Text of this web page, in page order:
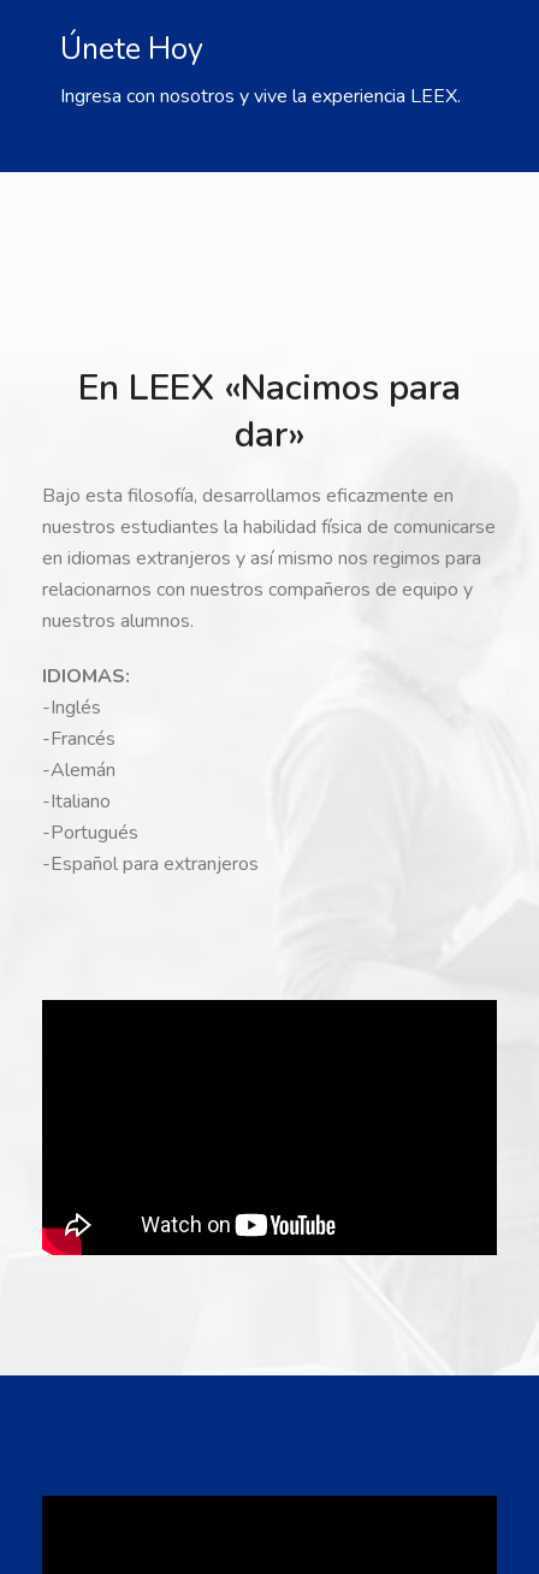
Únete Hoy
Ingresa con nosotros y vive la experiencia LEEX.
En LEEX «Nacimos para
dar»
Bajo esta filosofía, desarrollamos eficazmente en
nuestros estudiantes la habilidad física de comunicarse
en idiomas extranjeros y así mismo nos regimos para
relacionarnos con nuestros compañeros de equipo y
nuestros alumnos.
IDIOMAS:
-Inglés
-Francés
-Alemán
-Italiano
-Portugués
-Español para extranjeros